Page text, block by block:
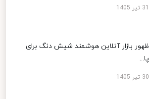
ظهور بازار آنلاین هوشمند شیش دنگ برای
پا...
30 تیر 1405